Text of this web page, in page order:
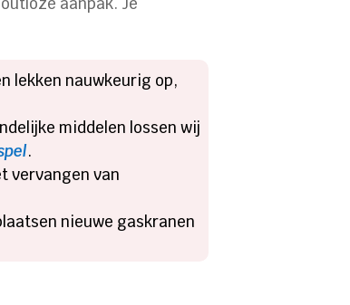
lekken nauwkeurig op,
middelen lossen wij
.
vervangen van
nieuwe gaskranen